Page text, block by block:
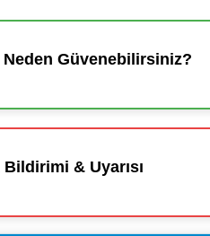
Neden Güvenebilirsiniz?
& Uyarısı